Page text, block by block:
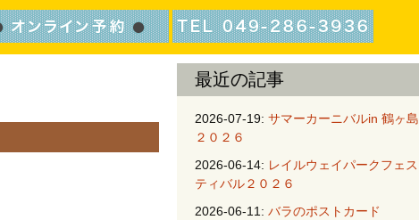
最近の記事
2026-07-19: サマーカーニバルin 鶴ヶ島
２０２６
2026-06-14: レイルウェイパークフェス
ティバル２０２６
2026-06-11: バラのポストカード